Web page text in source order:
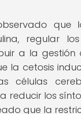
que
regular los
a la gestión
la cetosis
células
los
que la